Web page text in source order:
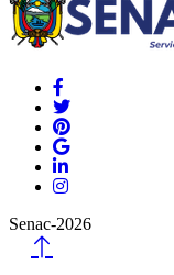
Senac-2026